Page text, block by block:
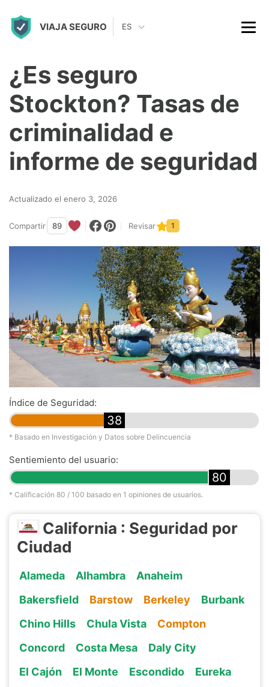
VIAJA SEGURO ES
¿Es seguro
Stockton? Tasas de
criminalidad e
informe de seguridad
Actualizado el enero 3, 2026
Compartir 89 Revisar 1
Índice de Seguridad:
38
* Basado en Investigación y Datos sobre Delincuencia
Sentiemiento del usuario:
80
* Calificación 80 / 100 basado en 1 opiniones de usuarios.
California : Seguridad por
Ciudad
Alameda Alhambra
Anaheim
Bakersfield
Barstow Berkeley
Burbank
Chino Hills
Chula Vista
Compton
Concord
Costa Mesa
Daly City
El Cajón
El Monte Escondido
Eureka